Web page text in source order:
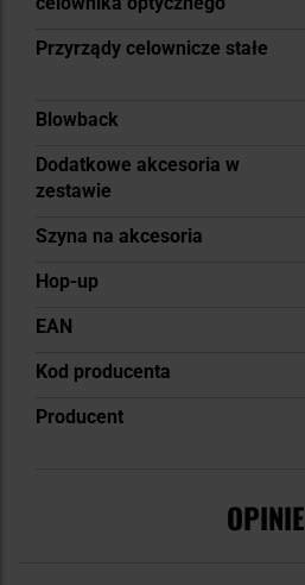
Przyrządy celownicze stałe
Blowback
Dodatkowe akcesoria w
zestawie
Szyna na akcesoria
Hop-up
EAN
Kod producenta
Producent
OPINIE